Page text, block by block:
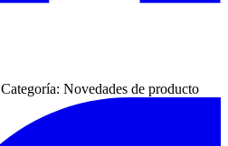
Categoría: Novedades de producto